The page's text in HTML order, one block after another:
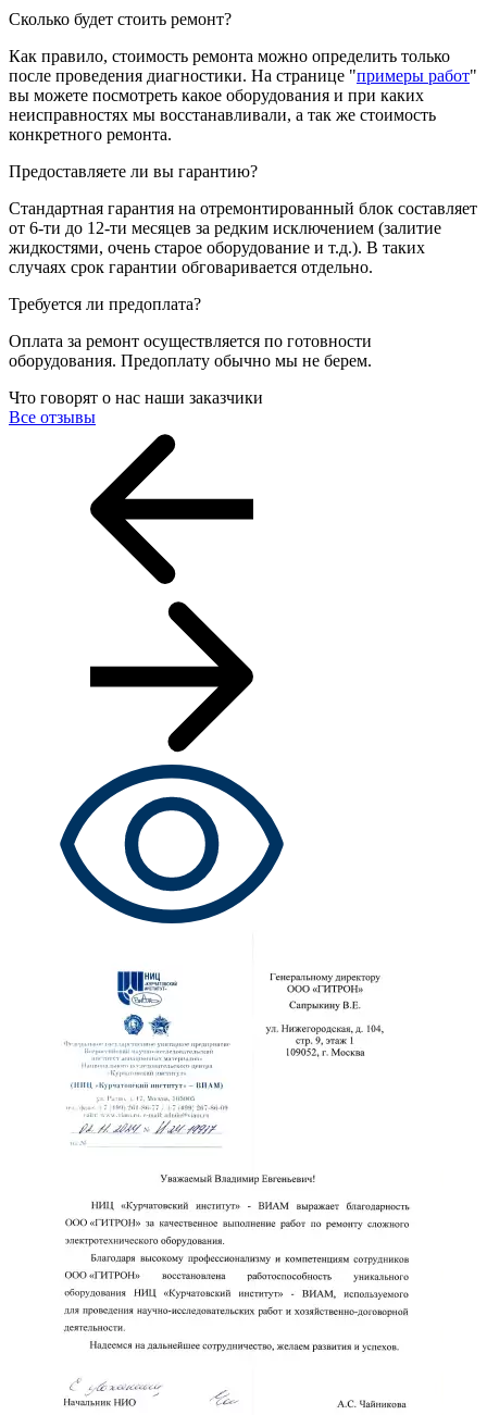
Сколько будет стоить ремонт?
Как правило, стоимость ремонта можно определить только
после проведения диагностики. На странице "примеры работ"
вы можете посмотреть какое оборудования и при каких
неисправностях мы восстанавливали, а так же стоимость
конкретного ремонта.
Предоставляете ли вы гарантию?
Стандартная гарантия на отремонтированный блок составляет
от 6-ти до 12-ти месяцев за редким исключением (залитие
жидкостями, очень старое оборудование и т.д.). В таких
случаях срок гарантии обговаривается отдельно.
Требуется ли предоплата?
Оплата за ремонт осуществляется по готовности
оборудования. Предоплату обычно мы не берем.
Что говорят о нас наши заказчики
Все отзывы